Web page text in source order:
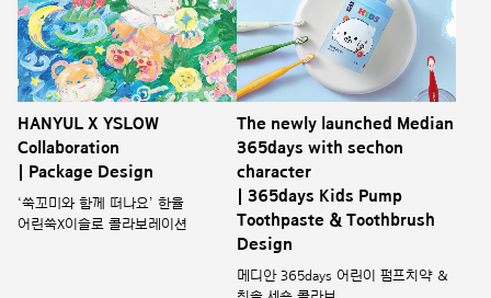
HANYUL X YSLOW
Collaboration
| Package Design
‘쑥꼬미와 함께 떠나요’ 한율
어린쑥X이슬로 콜라보레이션
The newly launched Median
365days with sechon
character
| 365days Kids Pump
Toothpaste & Toothbrush
Design
메디안 365days 어린이 펌프치약 &